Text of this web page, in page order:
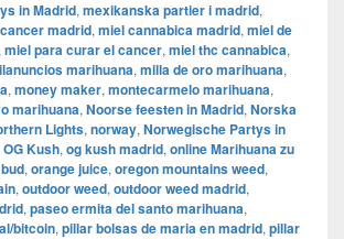
in Madrid, mexikanska partier i madrid,
madrid, miel cannabica madrid, miel de
miel para curar el cancer, miel thc cannabica,
marihuana, milla de oro marihuana,
, money maker, montecarmelo marihuana,
marihuana, Noorse feesten in Madrid, Norska
Lights, norway, Norwegische Partys in
OG Kush, og kush madrid, online Marihuana zu
, orange juice, oregon mountains weed,
, outdoor weed, outdoor weed madrid,
, paseo ermita del santo marihuana,
bitcoin, pillar bolsas de maria en madrid, pillar